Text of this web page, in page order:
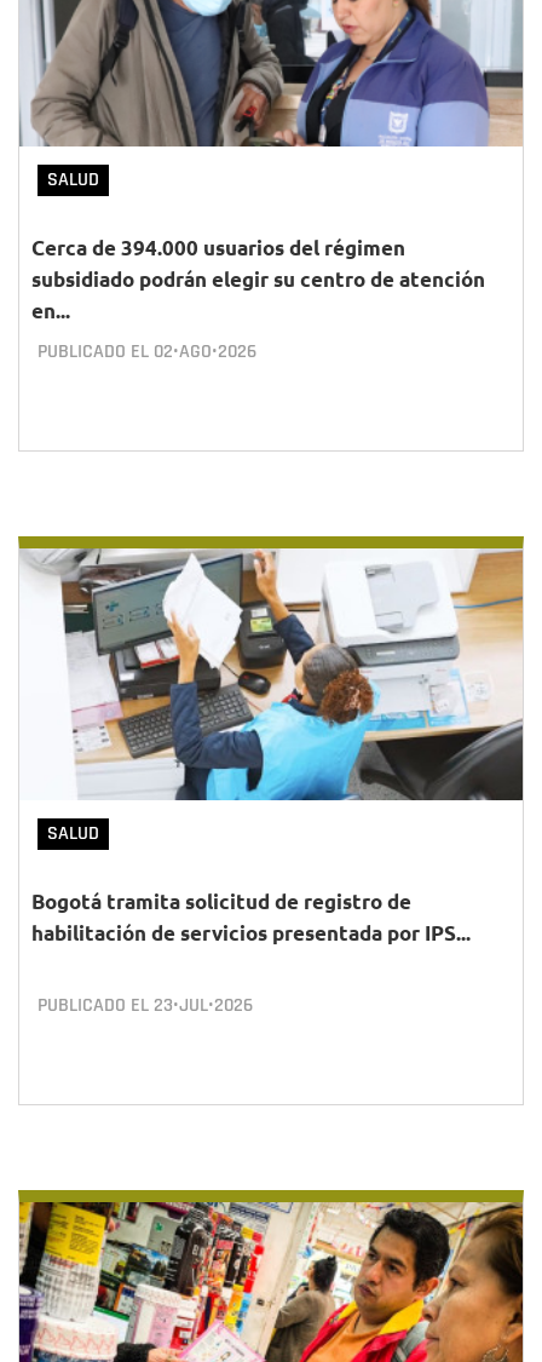
SALUD
Cerca de 394.000 usuarios del régimen
subsidiado podrán elegir su centro de atención
en...
PUBLICADO EL 02•AGO•2026
SALUD
Bogotá tramita solicitud de registro de
habilitación de servicios presentada por IPS...
PUBLICADO EL 23•JUL•2026